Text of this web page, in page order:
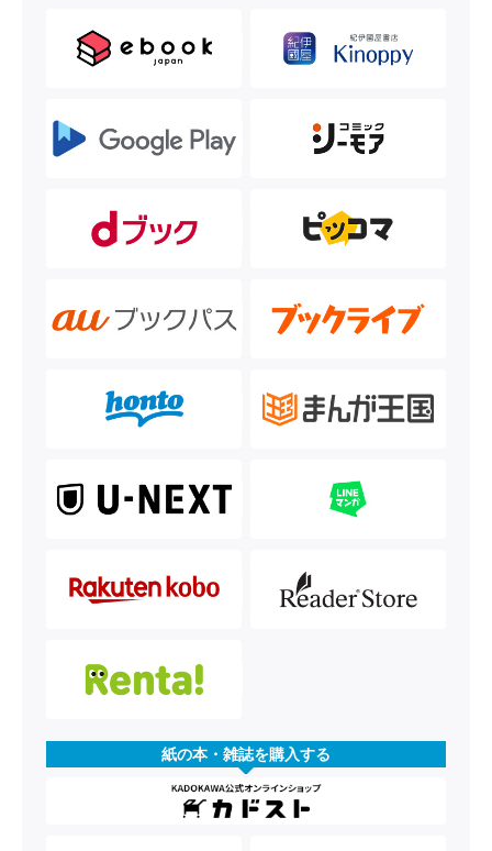
紙の本・雑誌を購入する